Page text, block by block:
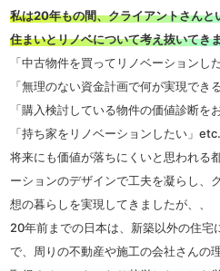
私は20年もの間、クライアントさんと
住まいとリノベについて考え抜いてき
「中古物件を買ってリノベーションし
「無理のない資金計画で何が実現でき
「購入検討している物件の価値診断を
「持ち家をリノベーションしたい」
将来にも価値が落ちにくいと思われる
ーションのデザインで工夫を凝らし、
想の暮らしを実現してきましたが、、
20年前までの日本は、新築以外の住宅
で、周りの不動産や施工の会社さんの